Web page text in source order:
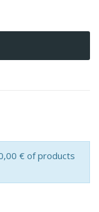
€ of products